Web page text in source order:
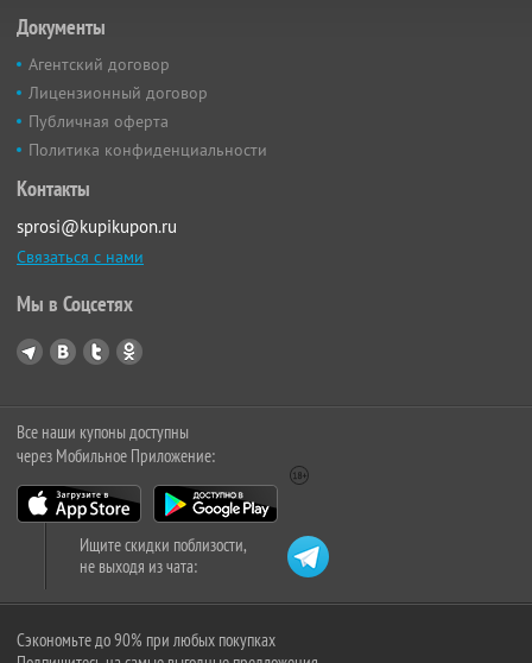
Документы
Агентский договор
Лицензионный договор
Публичная оферта
Политика конфиденциальности
Контакты
sprosi@kupikupon.ru
Связаться с нами
Мы в Соцсетях
Все наши купоны доступны
через Мобильное Приложение:
Ищите скидки поблизости,
не выходя из чата:
Сэкономьте до 90% при любых покупках